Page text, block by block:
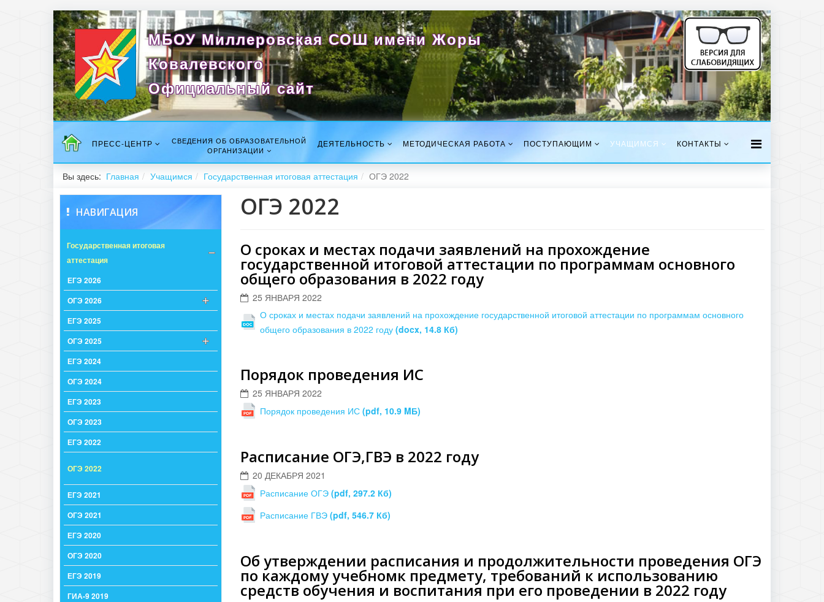
МБОУ Миллеровская СОШ имени Жоры
Ковалевского
Официальный сайт
ПРЕСС-ЦЕНТР
СВЕДЕНИЯ ОБ ОБРАЗОВАТЕЛЬНОЙ
ОРГАНИЗАЦИИ
ДЕЯТЕЛЬНОСТЬ МЕТОДИЧЕСКАЯ РАБОТА ПОСТУПАЮЩИМ УЧАЩИМСЯ КОНТАКТЫ
Вы здесь: Главная Учащимся Государственная итоговая аттестация ОГЭ 2022
НАВИГАЦИЯ
Государственная итоговая
аттестация
ЕГЭ 2026
ОГЭ 2026
ЕГЭ 2025
ОГЭ 2025
ЕГЭ 2024
ОГЭ 2024
ЕГЭ 2023
ОГЭ 2023
ЕГЭ 2022
ОГЭ 2022
ЕГЭ 2021
ОГЭ 2021
ЕГЭ 2020
ОГЭ 2020
ЕГЭ 2019
ГИА-9 2019
ОГЭ 2022
О сроках и местах подачи заявлений на прохождение
государственной итоговой аттестации по программам основного
общего образования в 2022 году
25 ЯНВАРЯ 2022
О сроках и местах подачи заявлений на прохождение государственной итоговой аттестации по программам основного
общего образования в 2022 году (docx, 14.8 Кб)
Порядок проведения ИС
25 ЯНВАРЯ 2022
Порядок проведения ИС (pdf, 10.9 MБ)
Расписание ОГЭ,ГВЭ в 2022 году
20 ДЕКАБРЯ 2021
Расписание ОГЭ (pdf, 297.2 Кб)
Расписание ГВЭ (pdf, 546.7 Кб)
Об утверждении расписания и продолжительности проведения ОГЭ
по каждому учебномк предмету, требований к использованию
средств обучения и воспитания при его проведении в 2022 году